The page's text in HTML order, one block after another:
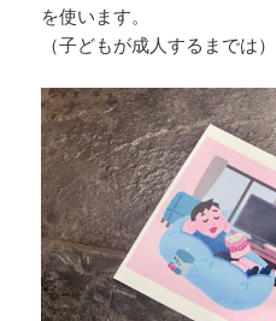
を使います。
（子どもが成人するまでは）